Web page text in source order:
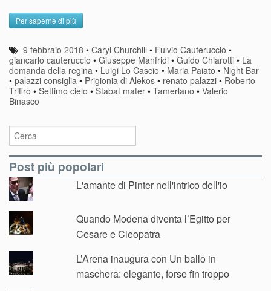
Per saperne di più
9 febbraio 2018 •Caryl Churchill • Fulvio Cauteruccio •
giancarlo cauteruccio • Giuseppe Manfridi • Guido Chiarotti • La
domanda della regina • Luigi Lo Cascio • Maria Paiato • Night Bar
• palazzi consiglia • Prigionia di Alekos • renato palazzi • Roberto
Trifirò • Settimo cielo • Stabat mater • Tamerlano • Valerio
Binasco
Post più popolari
L'amante di Pinter nell'intrico dell'io
Quando Modena diventa l’Egitto per
Cesare e Cleopatra
L’Arena inaugura con Un ballo in
maschera: elegante, forse fin troppo